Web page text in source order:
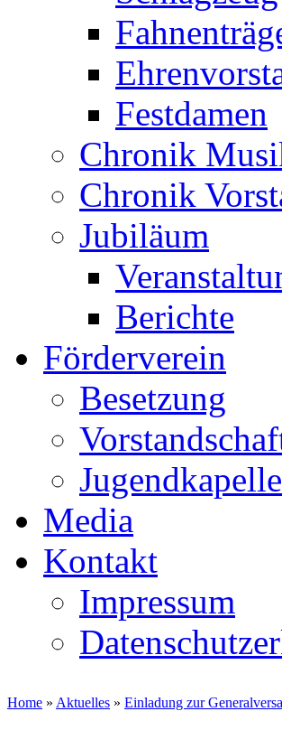
Festdamen
Chronik
Chronik
Jubiläum
Berichte
Förderverein
Besetzung
Jugendkapelle
Media
Kontakt
Impressum
Home » Aktuelles » Einladung zur